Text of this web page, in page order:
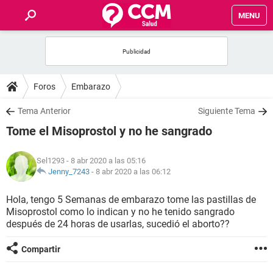
MENU
FOROS
SALUD
NUTRICIÓN
BIENESTAR
Foros Embarazo
Tema Anterior Siguiente Tema
Tome el Misoprostol y no he sangrado
Sel1293 - 8 abr 2020 a las 05:16
Jenny_7243 - 8 abr 2020 a las 06:12
Hola, tengo 5 Semanas de embarazo tome las pastillas de
Misoprostol como lo indican y no he tenido sangrado
después de 24 horas de usarlas, sucedió el aborto??
Compartir